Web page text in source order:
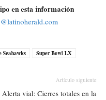
en esta información
Seahawks Super Bowl LX
Artículo siguiente
Alerta vial: Cierres totales en la